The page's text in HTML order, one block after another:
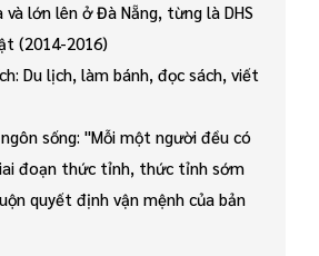
và lớn lên ở Đà Nẵng, từng là DHS
(2014-2016)
Du lịch, làm bánh, đọc sách, viết
sống: "Mỗi một người đều có
đoạn thức tỉnh, thức tỉnh sớm
quyết định vận mệnh của bản